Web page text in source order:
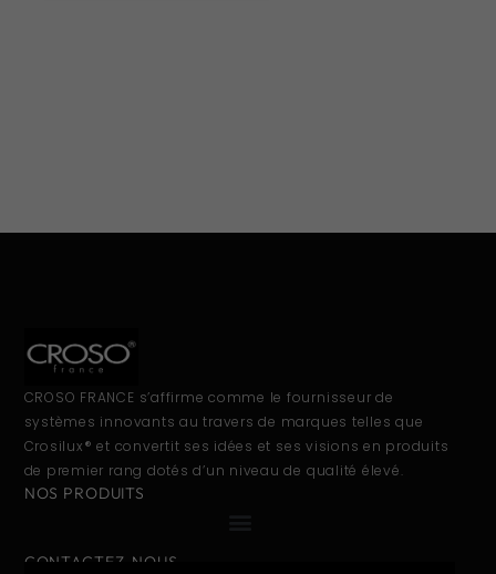
CROSO FRANCE s’affirme comme le fournisseur de
systèmes innovants au travers de marques telles que
Crosilux® et convertit ses idées et ses visions en produits
de premier rang dotés d’un niveau de qualité élevé.
NOS PRODUITS
CONTACTEZ-NOUS